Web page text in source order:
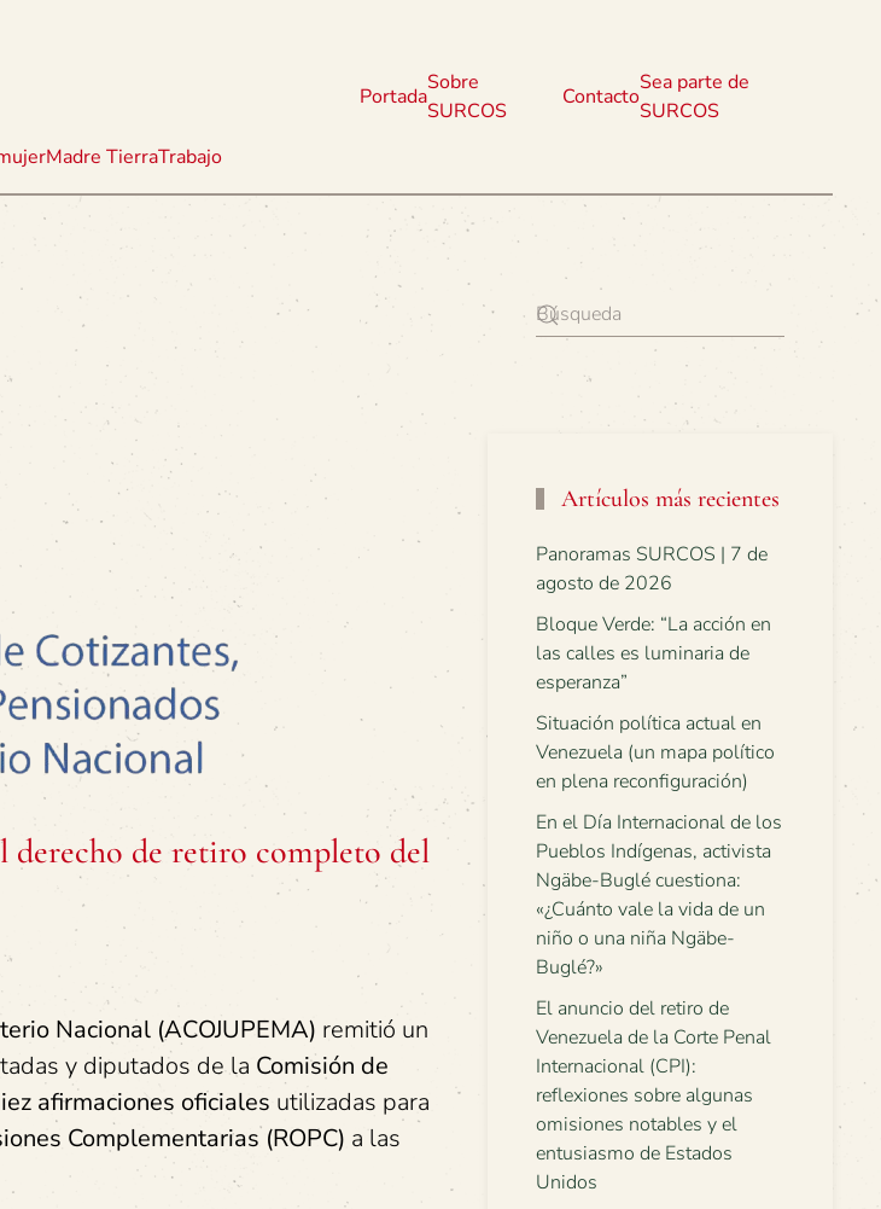
Madre TierraTrabajo
Portada
Sobre
SURCOS
Contacto
Sea parte de
SURCOS
derecho de retiro completo del
Nacional (ACOJUPEMA) remitió un
y diputados de la Comisión de
afirmaciones oficiales utilizadas para
Complementarias (ROPC) a las
Artículos más recientes
Panoramas SURCOS | 7 de
agosto de 2026
Bloque Verde: “La acción en
las calles es luminaria de
esperanza”
Situación política actual en
Venezuela (un mapa político
en plena reconfiguración)
En el Día Internacional de los
Pueblos Indígenas, activista
Ngäbe-Buglé cuestiona:
«¿Cuánto vale la vida de un
niño o una niña Ngäbe-
Buglé?»
El anuncio del retiro de
Venezuela de la Corte Penal
Internacional (CPI):
reflexiones sobre algunas
omisiones notables y el
entusiasmo de Estados
Unidos